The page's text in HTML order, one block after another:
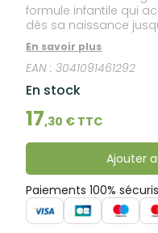
formule infantile qui
dès sa naissance
allaité. Elle est à base
d'ingrédients dont la
En savoir plus
EAN :3041091461292
En stock
17,30 € TTC
Ajouter
Paiements 100%